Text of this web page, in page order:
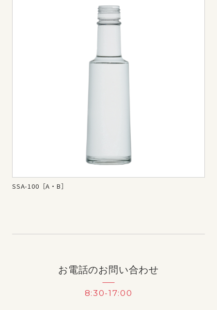
SSA-100［A・B］
お電話のお問い合わせ
8:30-17:00